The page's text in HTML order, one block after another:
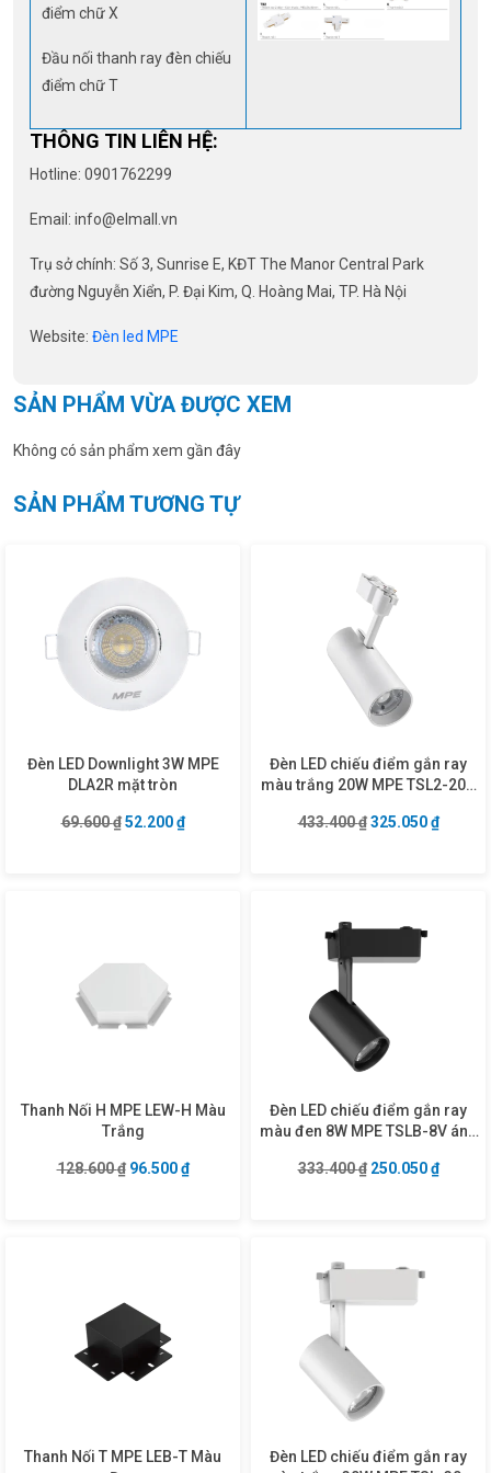
điểm chữ X
Đầu nối thanh ray đèn chiếu
điểm chữ T
THÔNG TIN LIÊN HỆ:
Hotline: 0901762299
Email: info@elmall.vn
Trụ sở chính: Số 3, Sunrise E, KĐT The Manor Central Park
đường Nguyễn Xiển, P. Đại Kim, Q. Hoàng Mai, TP. Hà Nội
Website: Đèn led MPE
SẢN PHẨM VỪA ĐƯỢC XEM
Không có sản phẩm xem gần đây
SẢN PHẨM TƯƠNG TỰ
Đèn LED Downlight 3W MPE
DLA2R mặt tròn
69.600₫ Giá gốc là: 69.600 ₫.
52.200₫Giá hiện tại là: 52.200 ₫.
Đèn LED chiếu điểm gắn ray
màu trắng 20W MPE TSL2-20N
433.400₫ Giá gốc là:
325.050₫Giá
Thanh Nối H MPE LEW-H Màu
Trắng
128.600₫ Giá gốc là: 128.600 ₫.
96.500₫Giá hiện tại là: 96.500 ₫.
Đèn LED chiếu điểm gắn ray
màu đen 8W MPE TSLB-8V ánh
333.400₫ Giá gốc là:
250.050₫Giá
Thanh Nối T MPE LEB-T Màu
Đèn LED chiếu điểm gắn ray